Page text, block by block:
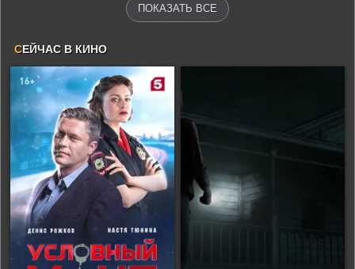
ПОКАЗАТЬ ВСЕ
СЕЙЧАС В КИНО